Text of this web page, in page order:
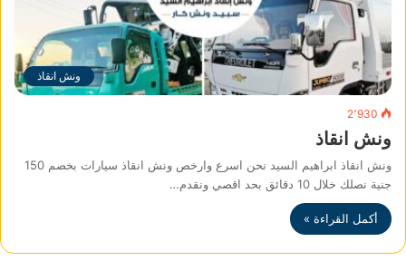
ونش انقاذ
2٬930
ونش انقاذ
ونش انقاذ ابراهيم السيد نحن اسرع وارخص ونش انقاذ سيارات بخصم 150
جنية نصلك خلال 10 دقائق بحد اقصي ونقدم…
أكمل القراءة »